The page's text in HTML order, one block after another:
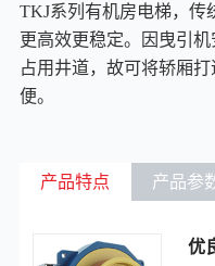
TKJ系列有机房电梯，传
更高效更稳定。因曳引
占用井道，故可将轿厢
便。
产品特点 产品参
优